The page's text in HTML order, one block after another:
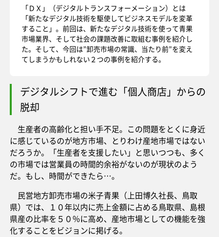
「ＤＸ」（デジタルトランスフォーメーション）とは
「新たなデジタル技術を駆使してビジネスモデルを変革
すること」。前回は、新たなデジタル技術を使って青果
市場業界、そして社会の課題改善に取組む事例を紹介し
た。そして、今回は”卸売市場の常識、当たり前”を変え
てしまうかもしれない２つの事例を紹介する。
デジタルシフトで進む「個人商店」からの
脱却
生産者の高齢化と担い手不足。この問題をとくに身近
に感じているのが地方市場、とりわけ産地市場ではない
だろうか。「生産者を支援したい」と思いつつも、多く
の市場では営業員の時間的余裕がないのが現状のよう
だ。もし、時間ができたら…。
民営地方卸売市場の米子青果（上田博久社長、鳥取
県）では、１０年以内に売上金額に占める鳥取県、島根
県産の比率を５０％に高め、産地市場としての機能を強
化することをビジョンに掲げる。